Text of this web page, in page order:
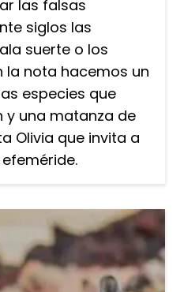
las falsas
siglos las
suerte o los
la nota hacemos un
especies que
y una matanza de
Olivia que invita a